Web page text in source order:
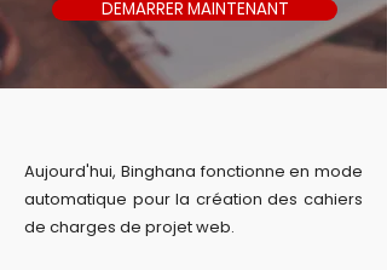
DEMARRER MAINTENANT
Aujourd'hui, Binghana fonctionne en mode
automatique pour la création des cahiers
de charges de projet web.